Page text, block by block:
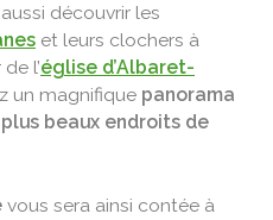
aussi découvrir les
et leurs clochers à
l’église d’Albaret-
un magnifique panorama
plus beaux endroits de
vous sera ainsi contée à